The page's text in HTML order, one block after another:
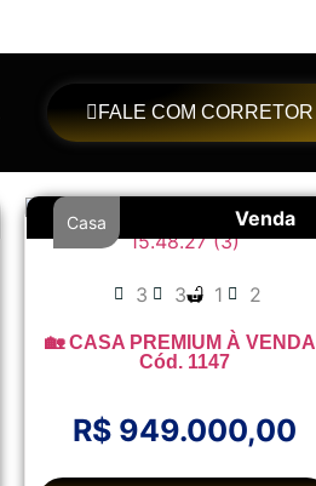
FALE COM CORRETOR
Venda
Casa
3 3 1 2
🏡 CASA PREMIUM À VENDA l
Cód. 1147
R$ 949.000,00